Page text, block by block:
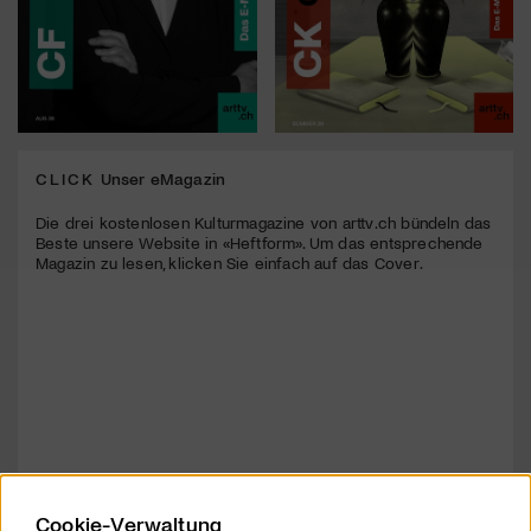
CLICK Unser eMagazin
Die drei kostenlosen Kulturmagazine von arttv.ch bündeln das
Beste unsere Website in «Heftform». Um das entsprechende
Magazin zu lesen, klicken Sie einfach auf das Cover.
Cookie-Verwaltung